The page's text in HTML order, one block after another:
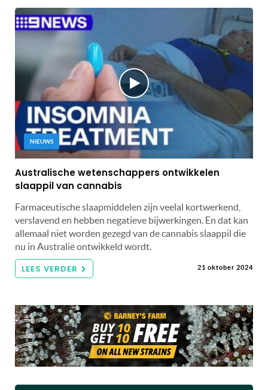
NIEUWS
Australische wetenschappers ontwikkelen
slaappil van cannabis
Farmaceutische slaapmiddelen zijn veelal kortwerkend,
verslavend en hebben negatieve bijwerkingen. En dat kan
allemaal niet worden gezegd van de cannabis slaappil die
nu in Australië ontwikkeld wordt.
LEES VERDER 21 oktober 2024